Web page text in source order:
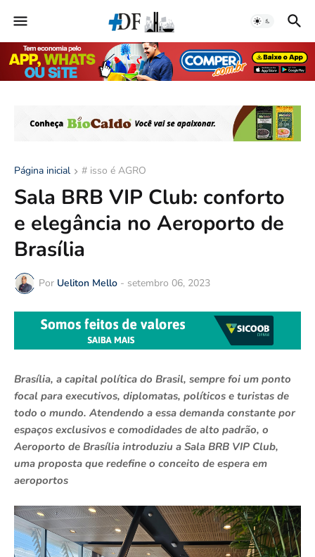
Página inicial # isso é AGRO
Sala BRB VIP Club: conforto
e elegância no Aeroporto de
Brasília
Por Ueliton Mello - setembro 06, 2023
Brasília, a capital política do Brasil, sempre foi um ponto
focal para executivos, diplomatas, políticos e turistas de
todo o mundo. Atendendo a essa demanda constante por
espaços exclusivos e comodidades de alto padrão, o
Aeroporto de Brasília introduziu a Sala BRB VIP Club,
uma proposta que redefine o conceito de espera em
aeroportos